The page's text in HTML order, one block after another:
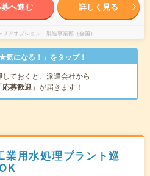
へ進む 詳しく見る
リアオプション 製造事業部（全国）
になる！」をタップ！
しておくと、派遣会社から
「応募歓迎」 が届きます！
業用水処理プラント巡